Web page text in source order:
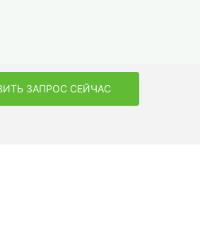
ЗАПРОС СЕЙЧАС